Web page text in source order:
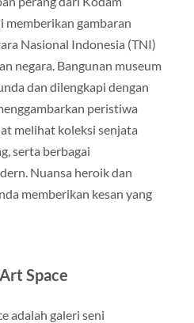
gambaran
Nasional Indonesia (TNI)
negara. Bangunan museum
dan dilengkapi dengan
peristiwa
melihat koleksi senjata
serta berbagai
Nuansa heroik dan
memberikan kesan yang
Space
adalah galeri seni